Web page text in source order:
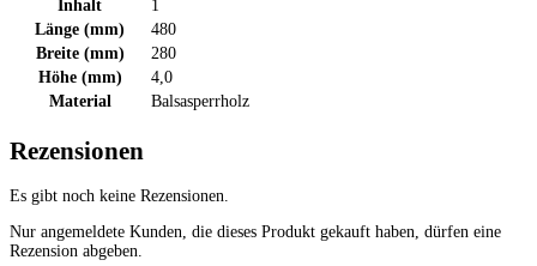
Inhalt
1
Länge (mm)
480
Breite (mm)
280
Höhe (mm)
4,0
Material
Balsasperrholz
Rezensionen
Es gibt noch keine Rezensionen.
Nur angemeldete Kunden, die dieses Produkt gekauft haben, dürfen eine
Rezension abgeben.